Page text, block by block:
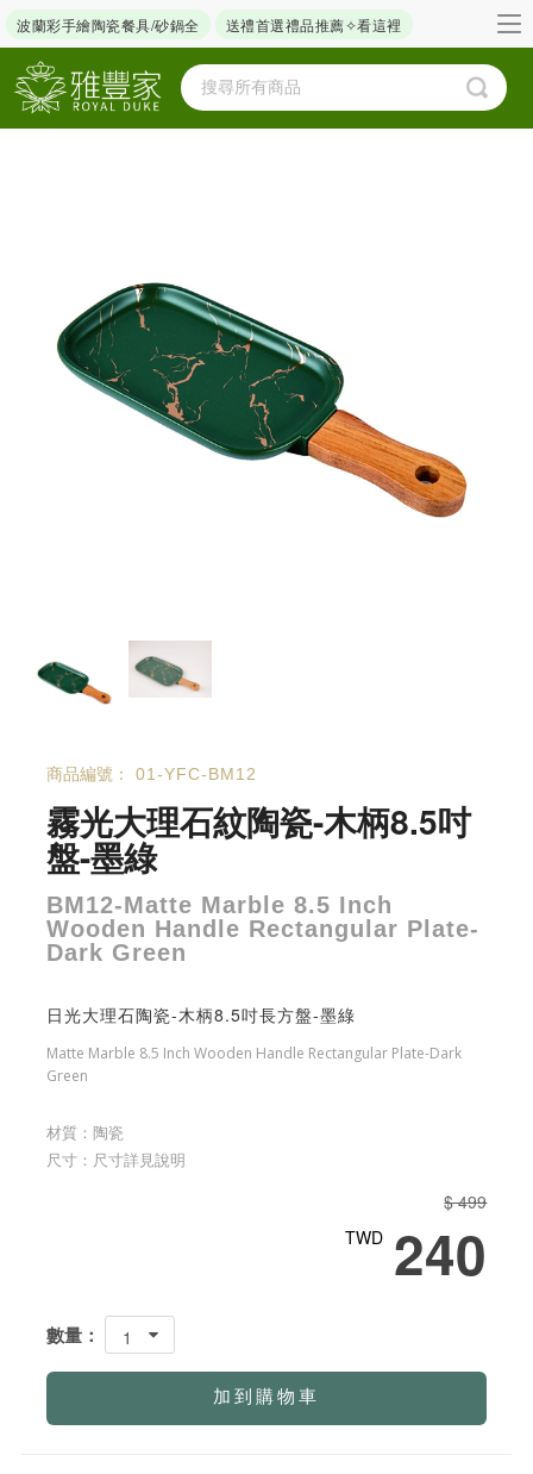
波蘭彩手繪陶瓷餐具/砂鍋全 送禮首選禮品推薦✧看這裡
商品編號： 01-YFC-BM12
霧光大理石紋陶瓷-木柄8.5吋
盤-墨綠
BM12-Matte Marble 8.5 Inch
Wooden Handle Rectangular Plate-
Dark Green
日光大理石陶瓷-木柄8.5吋長方盤-墨綠
Matte Marble 8.5 Inch Wooden Handle Rectangular Plate-Dark
Green
材質：陶瓷
尺寸：尺寸詳見說明
$ 499
TWD 240
數量： 1
加到購物車